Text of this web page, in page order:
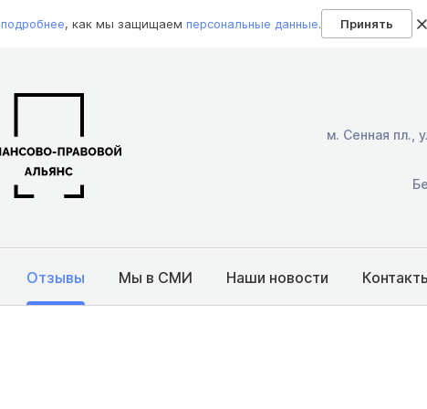
подробнее, как мы защищаем персональные данные. Принять
м. Сенная пл.,
Отзывы Мы в СМИ Наши новости